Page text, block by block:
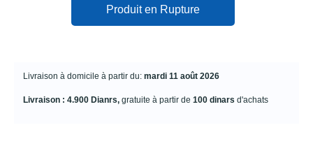
Produit en Rupture
Livraison à domicile à partir du: mardi 11 août 2026
Livraison : 4.900 Dianrs, gratuite à partir de 100 dinars d'achats